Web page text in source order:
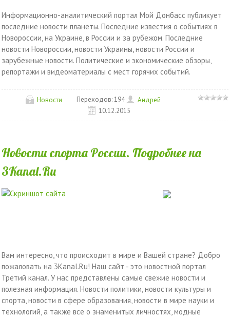
Информационно-аналитический портал Мой Донбасс публикует
последние новости планеты. Последние известия о событиях в
Новороссии, на Украине, в России и за рубежом. Последние
новости Новороссии, новости Украины, новости России и
зарубежные новости. Политические и экономические обзоры,
репортажи и видеоматериалы с мест горячих событий.
Новости Переходов:194
Андрей
10.12.2015
Новости спорта России. Подробнее на
3Kanal.Ru
Вам интересно, что происходит в мире и Вашей стране? Добро
пожаловать на 3Kanal.Ru! Наш сайт - это новостной портал
Третий канал. У нас представлены самые свежие новости и
полезная информация. Новости политики, новости культуры и
спорта, новости в сфере образования, новости в мире науки и
технологий, а также все о знаменитых личностях, модные